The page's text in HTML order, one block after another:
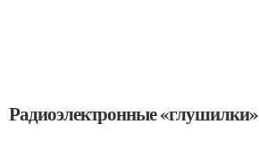
Радиоэлектронные «глушилки»